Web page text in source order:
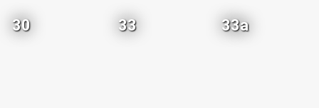
30 33 33a